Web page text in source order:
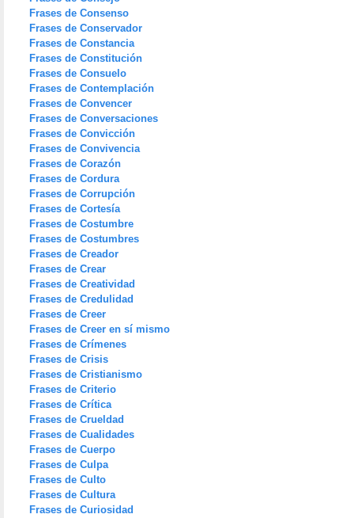
Frases de Consenso
Frases de Conservador
Frases de Constancia
Frases de Constitución
Frases de Consuelo
Frases de Contemplación
Frases de Convencer
Frases de Conversaciones
Frases de Convicción
Frases de Convivencia
Frases de Corazón
Frases de Cordura
Frases de Corrupción
Frases de Cortesía
Frases de Costumbre
Frases de Costumbres
Frases de Creador
Frases de Crear
Frases de Creatividad
Frases de Credulidad
Frases de Creer
Frases de Creer en sí mismo
Frases de Crímenes
Frases de Crisis
Frases de Cristianismo
Frases de Criterio
Frases de Crítica
Frases de Crueldad
Frases de Cualidades
Frases de Cuerpo
Frases de Culpa
Frases de Culto
Frases de Cultura
Frases de Curiosidad